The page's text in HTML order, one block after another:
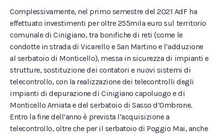
Complessivamente, nel primo semestre del 2021 AdF ha
effettuato investimenti per oltre 255mila euro sul territorio
comunale di Cinigiano, tra bonifiche di reti (come le
condotte in strada di Vicarello e San Martino e l’adduzione
al serbatoio di Monticello), messa in sicurezza di impianti e
strutture, sostituzione dei contatori e nuovi sistemi di
telecontrollo, con la realizzazione dei telecontrolli degli
impianti di depurazione di Cinigiano capoluogo e di
Monticello Amiata e del serbatoio di Sasso d’Ombrone.
Entro la fine dell’anno è prevista l’acquisizione a
telecontrollo, oltre che per il serbatoio di Poggio Mai, anche